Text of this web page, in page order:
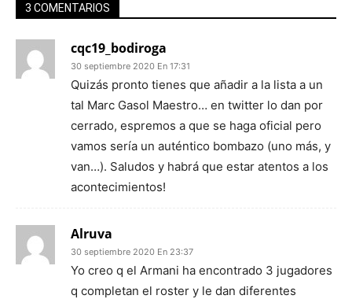
3 COMENTARIOS
cqc19_bodiroga
30 septiembre 2020 En 17:31
Quizás pronto tienes que añadir a la lista a un
tal Marc Gasol Maestro… en twitter lo dan por
cerrado, espremos a que se haga oficial pero
vamos sería un auténtico bombazo (uno más, y
van…). Saludos y habrá que estar atentos a los
acontecimientos!
Alruva
30 septiembre 2020 En 23:37
Yo creo q el Armani ha encontrado 3 jugadores
q completan el roster y le dan diferentes